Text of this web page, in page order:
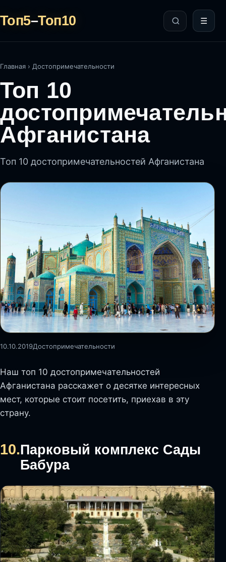
Топ5–Топ10 ☰
Главная › Достопримечательности
Топ 10
Афганистана
Топ 10 достопримечательностей Афганистана
10.10.2019Достопримечательности
Наш топ 10 достопримечательностей
Афганистана расскажет о десятке интересных
мест, которые стоит посетить, приехав в эту
страну.
10.Парковый комплекс Сады
Бабура